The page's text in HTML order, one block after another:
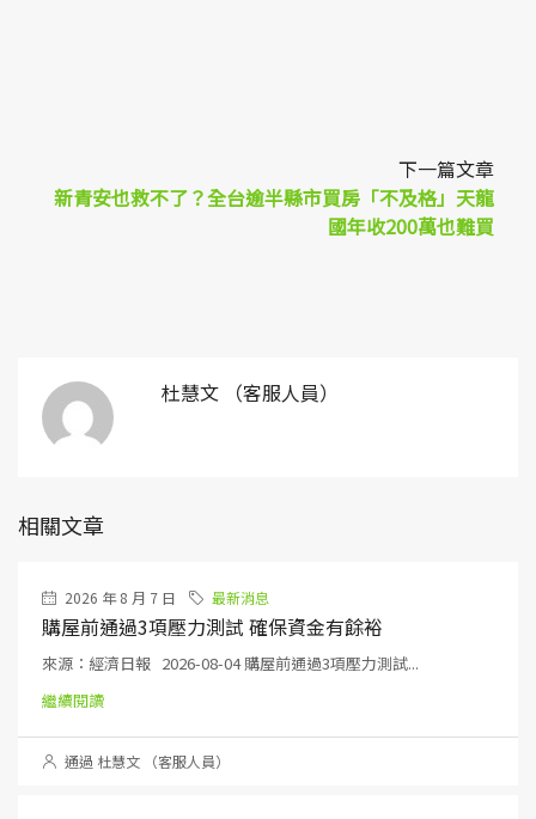
下一篇文章
新青安也救不了？全台逾半縣市買房「不及格」天龍
國年收200萬也難買
杜慧文 （客服人員）
相關文章
2026 年 8 月 7 日 最新消息
購屋前通過3項壓力測試 確保資金有餘裕
來源：經濟日報 2026-08-04 購屋前通過3項壓力測試...
繼續閱讀
通過 杜慧文 （客服人員）